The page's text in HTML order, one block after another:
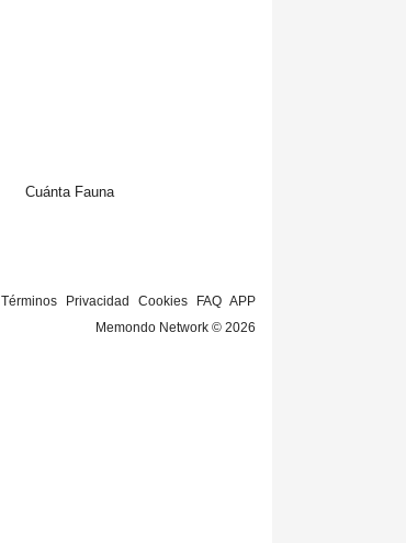
Cuánta Fauna
Términos Privacidad Cookies FAQ APP
Memondo Network © 2026